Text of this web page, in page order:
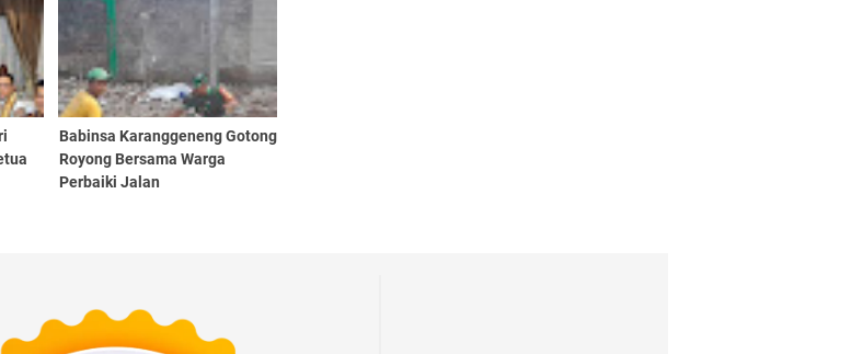
Babinsa Karanggeneng Gotong
Royong Bersama Warga
Perbaiki Jalan